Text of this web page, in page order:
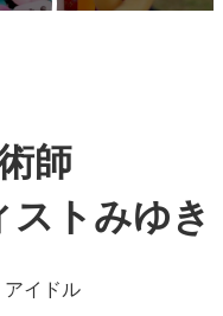
師
トみゆき
イドル